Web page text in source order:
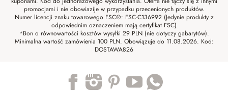
promocjami i nie obowiazije w przypadku przecenionych produktów.
Numer licencji znaku towarowego FSC®: FSC-C136992 (Jedynie produkty z
odpowiednim oznaczeniem mają certyfikat FSC)
*Bon o równowartości kosztów wysyłki 29 PLN (nie dotyczy gabarytów).
Minimalna wartość zamówienia 100 PLN. Obowiązuje do 11.08.2026. Kod:
DOSTAWA826